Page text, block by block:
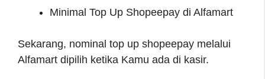
Minimal Top Up Shopeepay di Alfamart
Sekarang, nominal top up shopeepay melalui
Alfamart dipilih ketika Kamu ada di kasir.